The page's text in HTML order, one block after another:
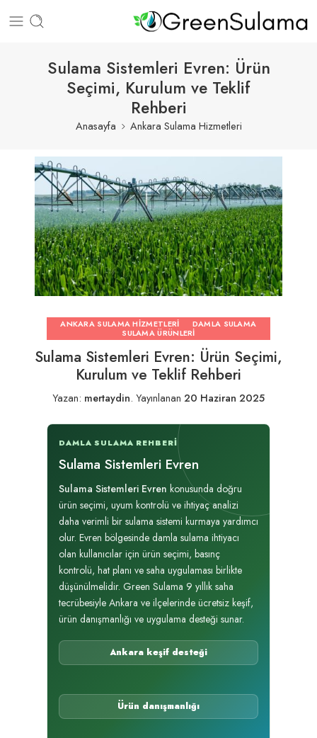
Sulama Sistemleri Evren: Ürün
Seçimi, Kurulum ve Teklif
Rehberi
Anasayfa Ankara Sulama Hizmetleri
ANKARA SULAMA HIZMETLERI
DAMLA SULAMA
SULAMA ÜRÜNLERI
Sulama Sistemleri Evren: Ürün Seçimi,
Kurulum ve Teklif Rehberi
Yazan: mertaydin. Yayınlanan 20 Haziran 2025
DAMLA SULAMA REHBERI
Sulama Sistemleri Evren
Sulama Sistemleri Evren konusunda doğru
ürün seçimi, uyum kontrolü ve ihtiyaç analizi
daha verimli bir sulama sistemi kurmaya yardımcı
olur. Evren bölgesinde damla sulama ihtiyacı
olan kullanıcılar için ürün seçimi, basınç
kontrolü, hat planı ve saha uygulaması birlikte
düşünülmelidir. Green Sulama 9 yıllık saha
tecrübesiyle Ankara ve ilçelerinde ücretsiz keşif,
ürün danışmanlığı ve uygulama desteği sunar.
Ankara keşif desteği
Ürün danışmanlığı